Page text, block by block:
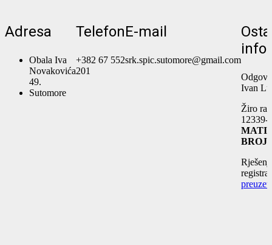
Adresa
Obala Iva
Novakovića
49.
Sutomore
Telefon
+382 67 552
201
E-mail
srk.spic.sutomore@gmail.com
Ivan
Žiro
12339-
BROJ
preuzeti